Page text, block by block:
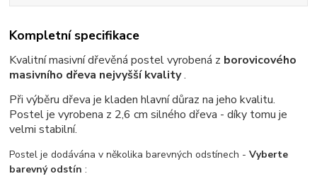
Kompletní specifikace
Kvalitní masivní dřevěná postel vyrobená z borovicového
masivního dřeva nejvyšší kvality.
Při výběru dřeva je kladen hlavní důraz na jeho kvalitu.
Postel je vyrobena z 2,6 cm silného dřeva - díky tomu je
velmi stabilní.
Postel je dodávána v několika barevných odstínech -Vyberte
barevný odstín :